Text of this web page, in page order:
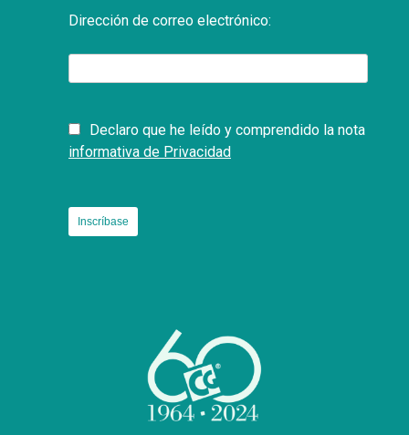
Dirección de correo electrónico:
Declaro que he leído y comprendido la nota
informativa de Privacidad